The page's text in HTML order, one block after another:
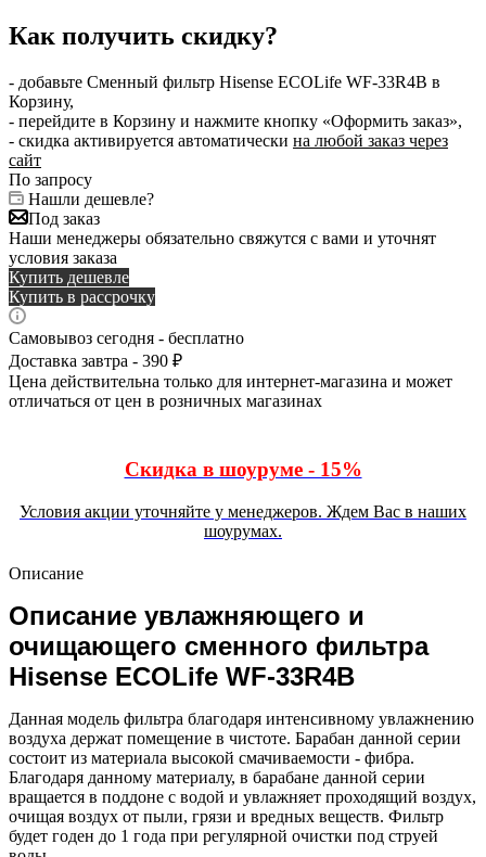
Как получить скидку?
- добавьте Сменный фильтр Hisense ECOLife WF-33R4B в
Корзину,
- перейдите в Корзину и нажмите кнопку «Оформить заказ»,
- скидка активируется автоматически на любой заказ через
сайт
По запросу
Нашли дешевле?
Под заказ
Наши менеджеры обязательно свяжутся с вами и уточнят
условия заказа
Купить дешевле
Купить в рассрочку
Самовывоз сегодня - бесплатно
Доставка завтра - 390 ₽
Цена действительна только для интернет-магазина и может
отличаться от цен в розничных магазинах
Скидка в шоуруме - 15%
Условия акции уточняйте у менеджеров. Ждем Вас в наших
шоурумах.
Описание
Описание увлажняющего и
очищающего сменного фильтра
Hisense ECOLife WF-33R4B
Данная модель фильтра благодаря интенсивному увлажнению
воздуха держат помещение в чистоте. Барабан данной серии
состоит из материала высокой смачиваемости - фибра.
Благодаря данному материалу, в барабане данной серии
вращается в поддоне с водой и увлажняет проходящий воздух,
очищая воздух от пыли, грязи и вредных веществ. Фильтр
будет годен до 1 года при регулярной очистки под струей